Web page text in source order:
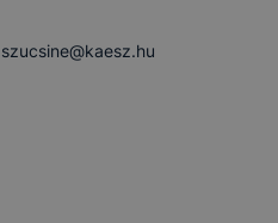
szucsine​@kaesz.hu